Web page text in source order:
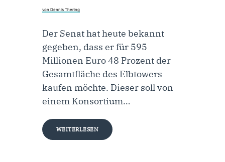
von Dennis Thering
Der Senat hat heute bekannt
gegeben, dass er für 595
Millionen Euro 48 Prozent der
Gesamtfläche des Elbtowers
kaufen möchte. Dieser soll von
einem Konsortium…
WEITERLESEN